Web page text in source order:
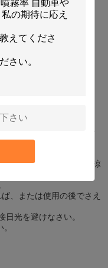
よび他のもとから保ちな
けない。
コーティングの効果は涼
なさい得られる。
、または使用の後でさえ
日光を避けなさい。